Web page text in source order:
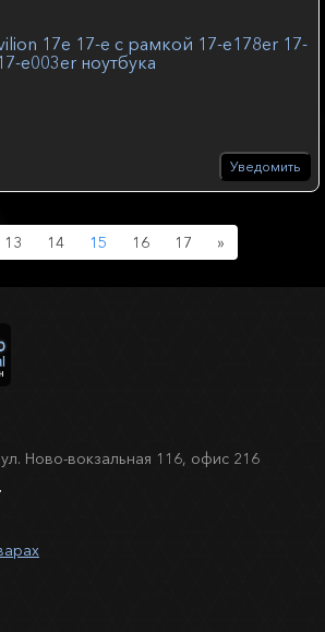
17e 17-e с рамкой 17-e178er 17-
e003er ноутбука
Уведомить
13 14 15 16 17 »Next
Ново-вокзальная 116, офис 216